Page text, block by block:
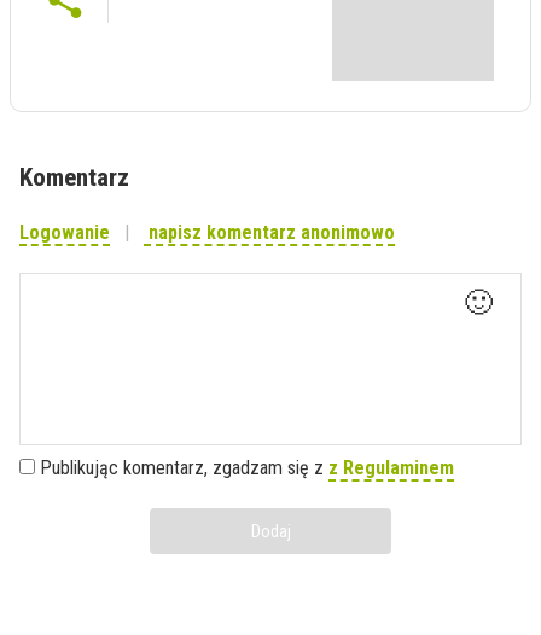
Komentarz
Logowanie napisz komentarz anonimowo
🙂
Publikując komentarz, zgadzam się z z Regulaminem
Dodaj